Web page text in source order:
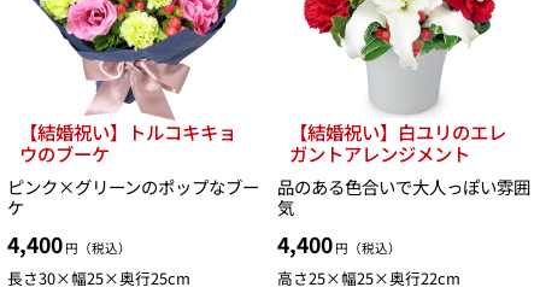
【結婚祝い】トルコキキョ
ウのブーケ
ピンク×グリーンのポップなブー
ケ
4,400 円（税込）
長さ30×幅25×奥行25cm
【結婚祝い】白ユリのエレ
ガントアレンジメント
品のある色合いで大人っぽい雰囲
気
4,400 円（税込）
高さ25×幅25×奥行22cm